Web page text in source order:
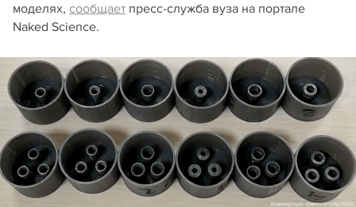
моделях, сообщает пресс-служба вуза на портале
Naked Science.